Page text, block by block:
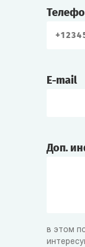
E-mail
Доп.
в этом